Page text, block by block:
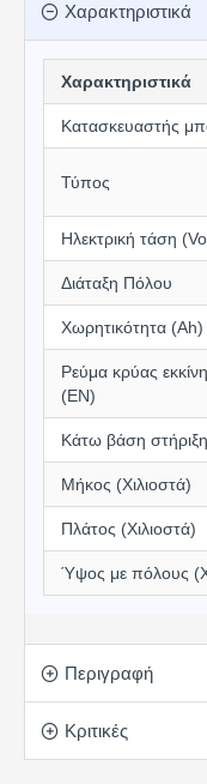
Χαρακτηριστικά
Χαρακτηριστικά
Κατασκευαστής
Τύπος
Ηλεκτρική τάση
Διάταξη Πόλου
Χωρητικότητα (Αh)
Ρεύμα κρύας
(EN)
Κάτω βάση
Μήκος (Χιλιοστά)
Πλάτος (Χιλιοστά)
Ύψος με πόλους
Περιγραφή
Κριτικές